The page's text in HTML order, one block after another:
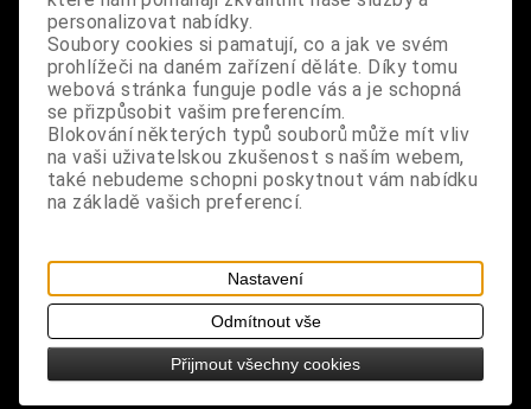
ks
Koupit
Tabulky velikostí: zde
Výrobce:import DE
Katalogové číslo: DOQDKRABPUS0916
Záruka (měsíců):24
Dotaz na výrobek
Tisk
design: kravata s kovovými ozdobami a krajkou,
zapínání na řetízek s karabinkou
rozměry: šířka v nejširším místě 8 cm
personalizovat nabídky.
Soubory cookies si pamatují, co a jak ve svém
prohlížeči na daném zařízení děláte. Díky tomu
webová stránka funguje podle vás a je schopná
se přizpůsobit vašim preferencím.
Blokování některých typů souborů může mít vliv
na vaši uživatelskou zkušenost s naším webem,
také nebudeme schopni poskytnout vám nabídku
na základě vašich preferencí.
Nastavení
Odmítnout vše
Přijmout všechny cookies